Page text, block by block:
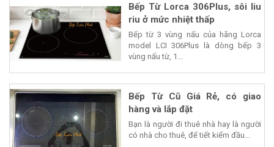
Bếp Từ Lorca 306Plus, sôi liu
riu ở mức nhiệt thấp
Bếp từ 3 vùng nấu của hãng Lorca
model LCI 306Plus là dòng bếp 3
vùng nấu từ, 1...
Bếp Từ Cũ Giá Rẻ, có giao
hàng và lắp đặt
Bạn là người đi thuê nhà hay là người
có nhà cho thuê, để tiết kiểm đầu...